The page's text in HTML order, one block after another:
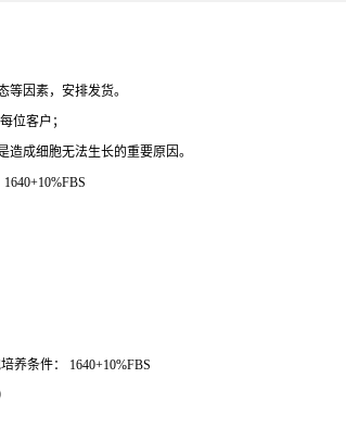
因素，安排发货。
位客户；
成细胞无法生长的重要原因。
养条件： 1640+10%FBS